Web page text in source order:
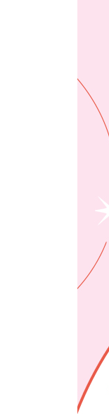
[돈
[Do
월급
무작
[돈
[Do
월 10
사회
[Do
선택
비상
[돈
[Do
대출
대출